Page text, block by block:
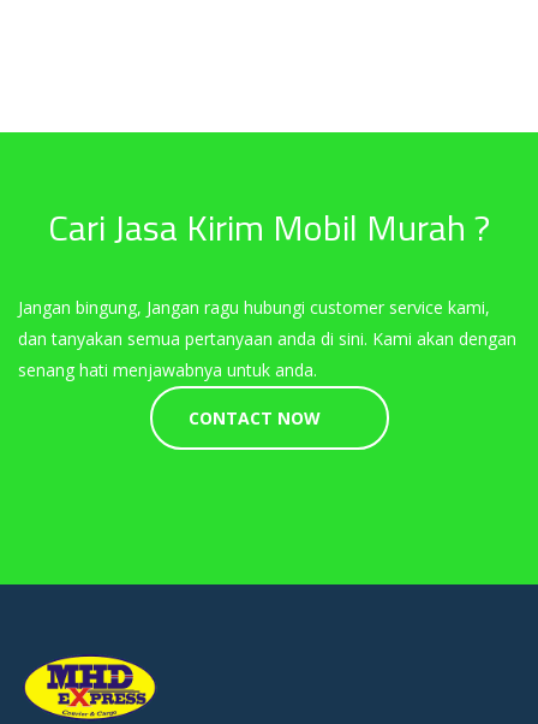
Cari Jasa Kirim Mobil Murah ?
Jangan bingung, Jangan ragu hubungi customer service kami,
dan tanyakan semua pertanyaan anda di sini. Kami akan dengan
senang hati menjawabnya untuk anda.
CONTACT NOW